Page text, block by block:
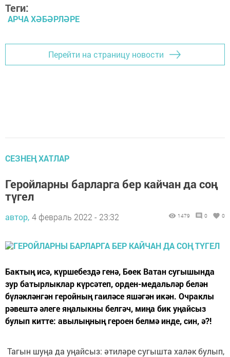
Теги:
АРЧА ХӘБӘРЛӘРЕ
Перейти на страницу новости
СЕЗНЕҢ ХАТЛАР
Геройларны барларга бер кайчан да соң
түгел
автор, 4 февраль 2022 - 23:32 1479 0 0
Бактың исә, күршебездә генә, Бөек Ватан сугышында
зур батырлыклар күрсәтеп, орден-медальләр белән
бүләкләнгән геройның гаиләсе яшәгән икән. Очраклы
рәвештә әлеге яңалыкны белгәч, миңа бик уңайсыз
булып китте: авылыңның героен белмә инде, син, ә?!
Тагын шуңа да уңайсыз: әтиләре сугышта халәк булып,